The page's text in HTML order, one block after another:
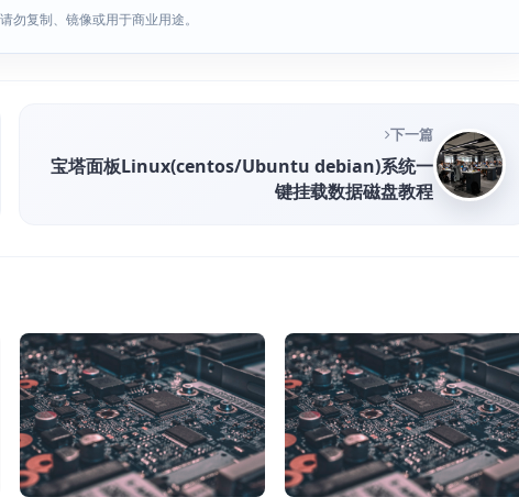
复制、镜像或用于商业用途。
下一篇
宝塔面板Linux(centos/Ubuntu debian)系统一
键挂载数据磁盘教程